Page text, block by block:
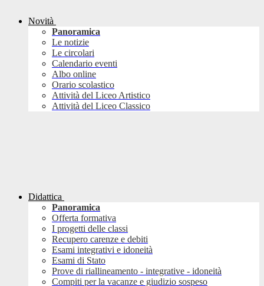
Novità
Panoramica
Le notizie
Le circolari
Calendario eventi
Albo online
Orario scolastico
Attività del Liceo Artistico
Attività del Liceo Classico
Didattica
Panoramica
Offerta formativa
I progetti delle classi
Recupero carenze e debiti
Esami integrativi e idoneità
Esami di Stato
Prove di riallineamento - integrative - idoneità
Compiti per la vacanze e giudizio sospeso